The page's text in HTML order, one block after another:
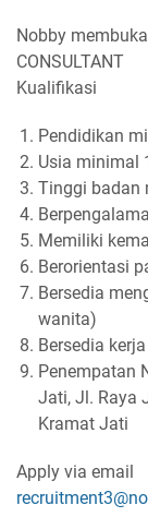
Nobby
CONSULTANT
Kualifikasi
Pendidikan
Usia minimal
Tinggi badan
Memiliki
Berorientasi
Bersedia
wanita)
Bersedia
Penempatan
Jati, Jl. Raya
Kramat Jati
Apply via email